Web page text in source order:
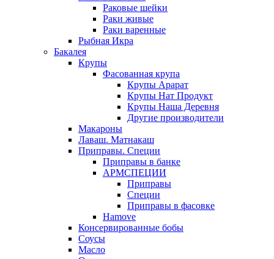
Раковые шейки
Раки живые
Раки варенные
Рыбная Икра
Бакалея
Крупы
Фасованная крупа
Крупы Арарат
Крупы Нат Продукт
Крупы Наша Деревня
Другие производители
Макароны
Лаваш. Матнакаш
Приправы. Специи
Приправы в банке
АРМСПЕЦИИ
Приправы
Специи
Приправы в фасовке
Hamove
Консервированные бобы
Соусы
Масло